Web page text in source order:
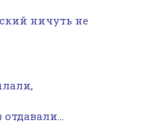
ничуть не